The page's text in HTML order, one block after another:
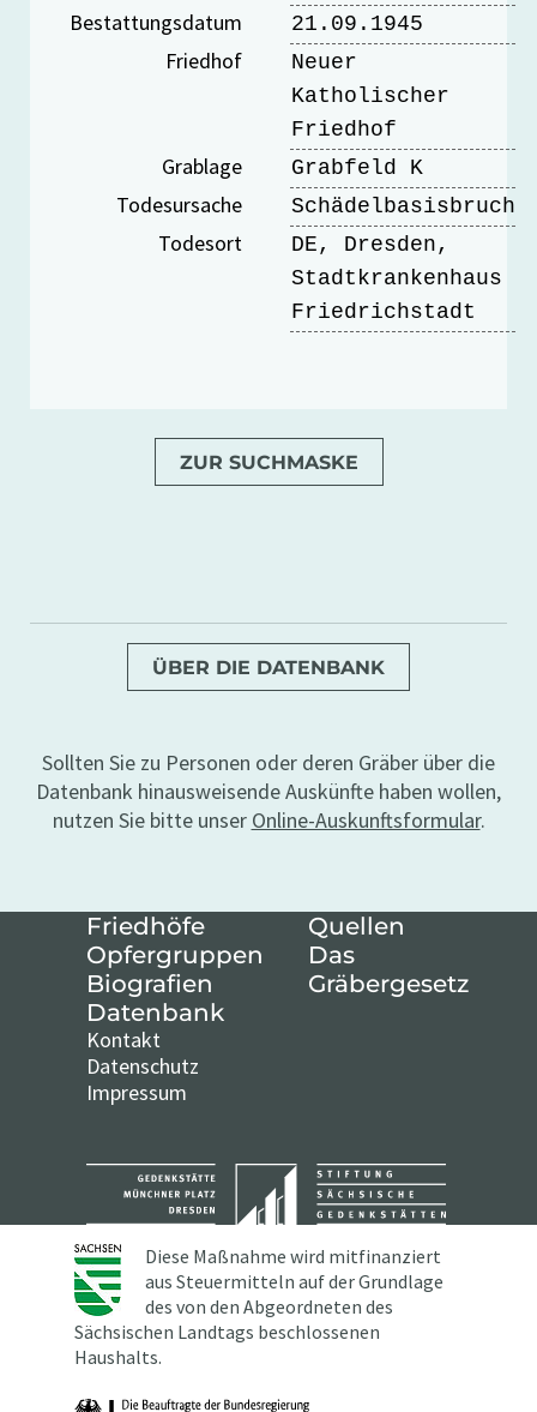
Bestattungsdatum 21.09.1945
Friedhof
Neuer
Katholischer
Friedhof
Grablage Grabfeld K
Todesursache Schädelbasisbruch
Todesort
DE, Dresden,
Stadtkrankenhaus
Friedrichstadt
ZUR SUCHMASKE
ÜBER DIE DATENBANK
Sollten Sie zu Personen oder deren Gräber über die
Datenbank hinausweisende Auskünfte haben wollen,
nutzen Sie bitte unser Online-Auskunftsformular.
Friedhöfe
Opfergruppen
Biografien
Datenbank
Quellen
Das
Gräbergesetz
Kontakt
Datenschutz
Impressum
Diese Maßnahme wird mitfinanziert
aus Steuermitteln auf der Grundlage
des von den Abgeordneten des
Sächsischen Landtags beschlossenen
Haushalts.